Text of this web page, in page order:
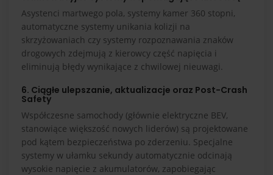
Asystenci martwego pola, systemy kamer 360 stopni,
automatyczne systemy unikania kolizji na
skrzyżowaniach czy systemy rozpoznawania znaków
drogowych zdejmują z kierowcy część napięcia i
eliminują błędy wynikające z chwilowej nieuwagi.
6. Ciągłe ulepszanie, aktualizacje oraz Post-Crash
Safety
Współczesne samochody (głównie elektryczne BEV,
stanowiące większość nowych liderów) są projektowane
pod kątem bezpieczeństwa po zderzeniu. Specjalne
systemy w ułamku sekundy automatycznie odcinają
wysokie napięcie z akumulatorów, zapobiegając